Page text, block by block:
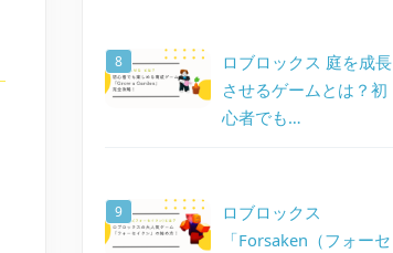
ロブロックス 庭を成長
させるゲームとは？初
心者でも…
ロブロックス
「Forsaken（フォーセ